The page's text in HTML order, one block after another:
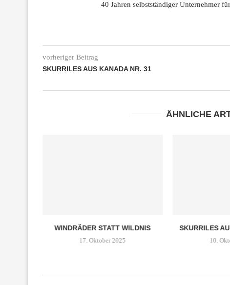
40 Jahren selbstständiger Unternehmer
vorheriger Beitrag
SKURRILES AUS KANADA NR. 31
ÄHNLICHE
WINDRÄDER STATT WILDNIS
17. Oktober 2025
SKURRILES
10.